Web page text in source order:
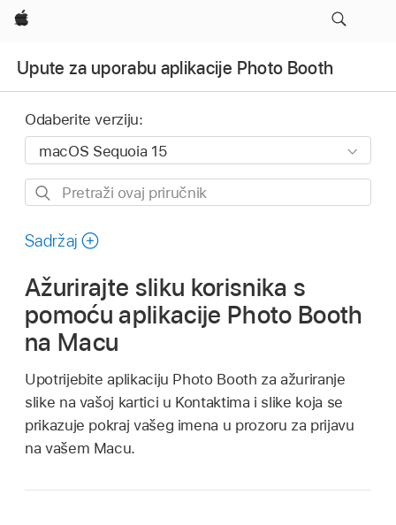
Apple
Upute za uporabu aplikacije Photo Booth
Odaberite verziju:
Pretraži
priručnik
Sadržaj
Ažurirajte sliku korisnika s
pomoću aplikacije Photo Booth
na Macu
Upotrijebite aplikaciju Photo Booth za ažuriranje
slike na vašoj kartici u Kontaktima i slike koja se
prikazuje pokraj vašeg imena u prozoru za prijavu
na vašem Macu.